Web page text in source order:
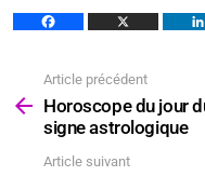
plus
Article précédent
Horoscope du jour
signe astrologique
Article suivant